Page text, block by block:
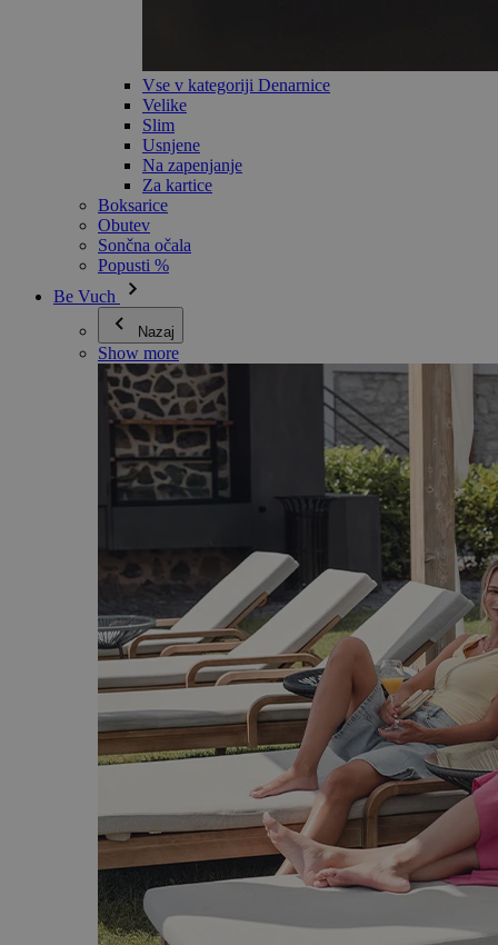
Vse v kategoriji Denarnice
Velike
Slim
Usnjene
Na zapenjanje
Za kartice
Boksarice
Obutev
Sončna očala
Popusti %
Be Vuch
Nazaj
Show more